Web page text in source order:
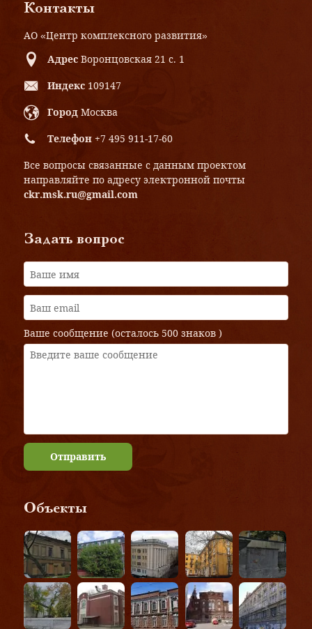
Контакты
АО «Центр комплексного развития»
Адрес Воронцовская 21 с. 1
Индекс 109147
Город Москва
Телефон +7 495 911-17-60
Все вопросы связанные с данным проектом
направляйте по адресу электронной почты
ckr.msk.ru@gmail.com
Задать вопрос
Ваше сообщение (осталось 500 знаков )
Отправить
Объекты